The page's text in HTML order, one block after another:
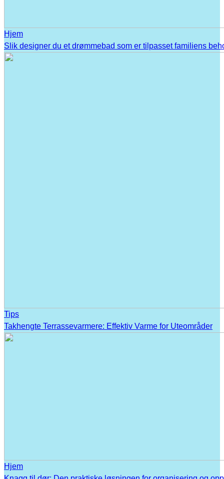
Hjem
Slik designer du et drømmebad som er tilpasset familiens
Tips
Takhengte Terrassevarmere: Effektiv Varme for Uteområder
Hjem